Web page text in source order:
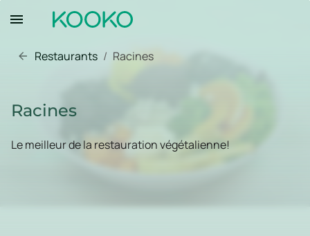
Restaurants / Racines
Racines
Le meilleur de la restauration végétalienne!